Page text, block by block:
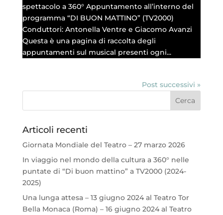
spettacolo a 360° Appuntamento all’interno del
programma “DI BUON MATTINO” (TV2000)
Conduttori: Antonella Ventre e Giacomo Avanzi
Questa è una pagina di raccolta degli
appuntamenti sul musical presenti ogni...
Post successivi »
Articoli recenti
Giornata Mondiale del Teatro – 27 marzo 2026
In viaggio nel mondo della cultura a 360° nelle
puntate di “Di buon mattino” a TV2000 (2024-
2025)
Una lunga attesa – 13 giugno 2024 al Teatro Tor
Bella Monaca (Roma) – 16 giugno 2024 al Teatro